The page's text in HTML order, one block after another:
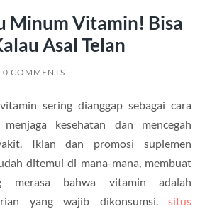
Minum Vitamin! Bisa
Asal Telan
0 COMMENTS
sering dianggap sebagai cara
kesehatan dan mencegah
Iklan dan promosi suplemen
ditemui di mana-mana, membuat
merasa bahwa vitamin adalah
yang wajib dikonsumsi.situs